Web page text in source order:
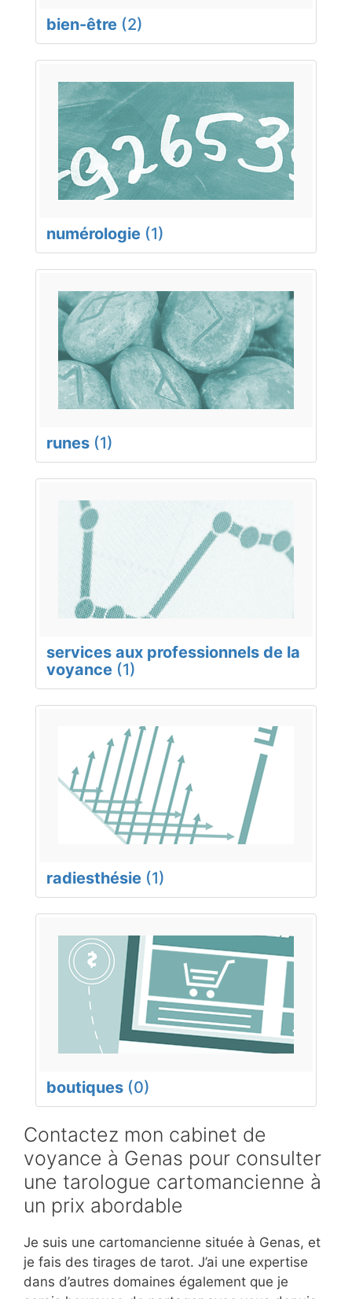
bien-être (2)
numérologie (1)
runes (1)
services aux professionnels de la
voyance (1)
radiesthésie (1)
boutiques (0)
Contactez mon cabinet de
voyance à Genas pour consulter
une tarologue cartomancienne à
un prix abordable
Je suis une cartomancienne située à Genas, et
je fais des tirages de tarot. J’ai une expertise
dans d’autres domaines également que je